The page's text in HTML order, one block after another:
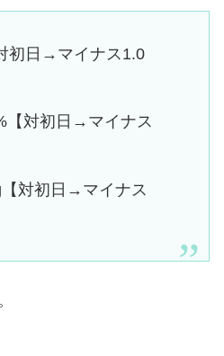
初日→マイナス1.0
【対初日→マイナス
対初日→マイナス